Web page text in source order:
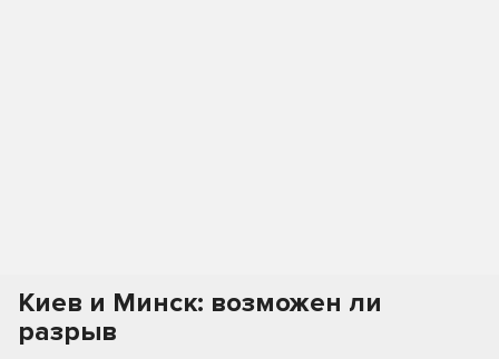
Киев и Минск: возможен ли
разрыв